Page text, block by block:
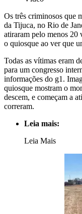
Os três criminosos que
da Tijuca, no Rio de
atiraram pelo menos 20
o quiosque ao ver que
Todas as vítimas eram
para um congresso
informações do g1.
quiosque mostram o
descem, e começam a
correram.
Leia mais:
Leia Mais